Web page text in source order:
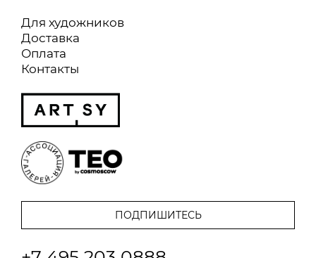
Для художников
Доставка
Оплата
Контакты